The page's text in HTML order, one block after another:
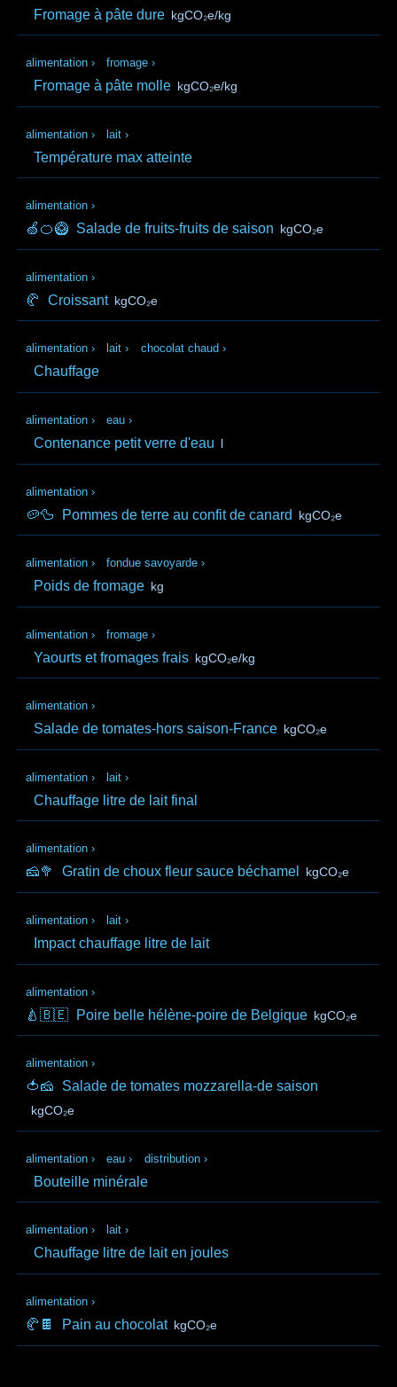
Fromage à pâte dure kgCO₂e/kg
alimentation › fromage ›
Fromage à pâte molle kgCO₂e/kg
alimentation › lait ›
Température max atteinte
alimentation ›
🍏🍊🥝 Salade de fruits-fruits de saison kgCO₂e
alimentation ›
🥐 Croissant kgCO₂e
alimentation › lait › chocolat chaud ›
Chauffage
alimentation › eau ›
Contenance petit verre d'eau l
alimentation ›
🥔🦆 Pommes de terre au confit de canard kgCO₂e
alimentation › fondue savoyarde ›
Poids de fromage kg
alimentation › fromage ›
Yaourts et fromages frais kgCO₂e/kg
alimentation ›
Salade de tomates-hors saison-France kgCO₂e
alimentation › lait ›
Chauffage litre de lait final
alimentation ›
🧀🥦 Gratin de choux fleur sauce béchamel kgCO₂e
alimentation › lait ›
Impact chauffage litre de lait
alimentation ›
🍐🇧🇪 Poire belle hélène-poire de Belgique kgCO₂e
alimentation ›
🍅🧀 Salade de tomates mozzarella-de saison
kgCO₂e
alimentation › eau › distribution ›
Bouteille minérale
alimentation › lait ›
Chauffage litre de lait en joules
alimentation ›
🥐🍫 Pain au chocolat kgCO₂e